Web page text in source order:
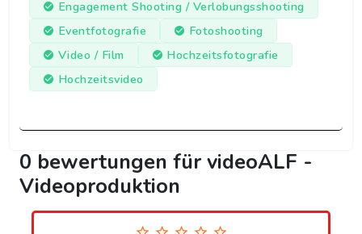
Engagement Shooting / Verlobungsshooting
Eventfotografie
Fotoshooting
Video / Film
Hochzeitsfotografie
Hochzeitsvideo
0 bewertungen für videoALF -
Videoproduktion